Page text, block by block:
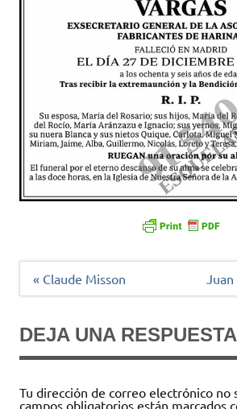
Navegación
« Claude Misson
DEJA UNA RESPUESTA
Tu dirección de correo electrónico no
campos obligatorios están marcados